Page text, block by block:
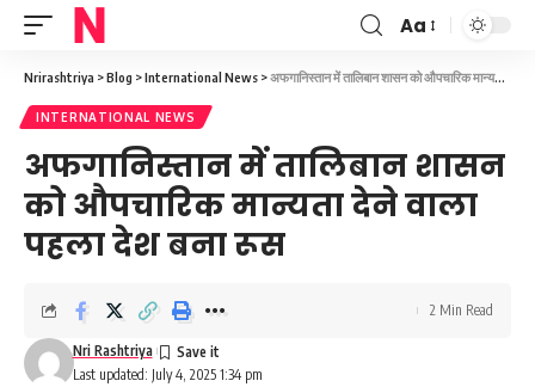
Font
Resizer
Aa
Nrirashtriya >Blog >International News >अफगानिस्तान में तालिबान शासन को औपचारिक मान्यता देने वाला पहला देश बना रूस
INTERNATIONAL NEWS
अफगानिस्तान में तालिबान शासन
को औपचारिक मान्यता देने वाला
पहला देश बना रूस
Last updated: July 4, 2025 1:34 pm
Nri Rashtriya
2 Min Read